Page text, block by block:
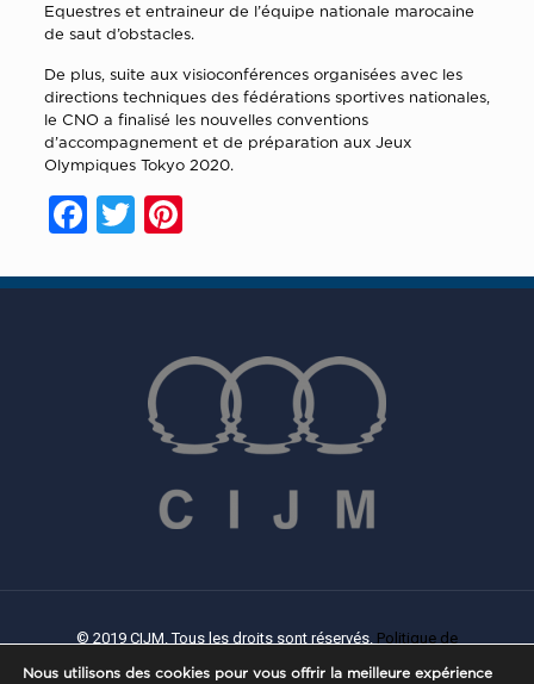
Equestres et entraineur de l’équipe nationale marocaine
de saut d’obstacles.
De plus, suite aux visioconférences organisées avec les
directions techniques des fédérations sportives nationales,
le CNO a finalisé les nouvelles conventions
d’accompagnement et de préparation aux Jeux
Olympiques Tokyo 2020.
Facebook
TwitterPinterest
© 2019 CIJM. Tous les droits sont réservés. Politique de
Nous utilisons des cookies pour vous offrir la meilleure expérience